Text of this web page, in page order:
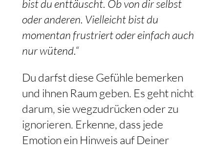
bist du enttäuscht. Ob von dir selbst
oder anderen. Vielleicht bist du
momentan frustriert oder einfach auch
nur wütend.“
Du darfst diese Gefühle bemerken
und ihnen Raum geben. Es geht nicht
darum, sie wegzudrücken oder zu
ignorieren. Erkenne, dass jede
Emotion ein Hinweis auf Deiner